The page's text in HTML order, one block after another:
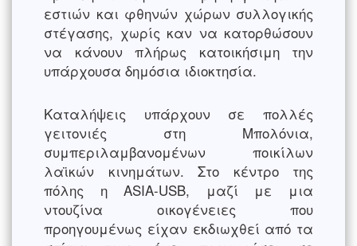
εστιών και φθηνών χώρων συλλογικής
στέγασης, χωρίς καν να κατορθώσουν
να κάνουν πλήρως κατοικήσιμη την
υπάρχουσα δημόσια ιδιοκτησία.
Καταλήψεις υπάρχουν σε πολλές
γειτονιές στη Μπολόνια,
συμπεριλαμβανομένων ποικίλων
λαϊκών κινημάτων. Στο κέντρο της
πόλης η ASIA-USB, μαζί με μια
ντουζίνα οικογένειες που
προηγουμένως είχαν εκδιωχθεί από τα